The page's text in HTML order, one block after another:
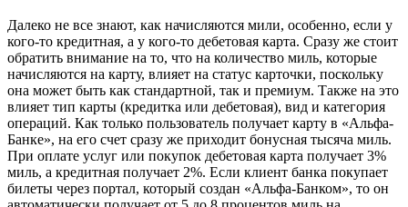
Далеко не все знают, как начисляются мили, особенно, если у
кого-то кредитная, а у кого-то дебетовая карта. Сразу же стоит
обратить внимание на то, что на количество миль, которые
начисляются на карту, влияет на статус карточки, поскольку
она может быть как стандартной, так и премиум. Также на это
влияет тип карты (кредитка или дебетовая), вид и категория
операций. Как только пользователь получает карту в «Альфа-
Банке», на его счет сразу же приходит бонусная тысяча миль.
При оплате услуг или покупок дебетовая карта получает 3%
миль, а кредитная получает 2%. Если клиент банка покупает
билеты через портал, который создан «Альфа-Банком», то он